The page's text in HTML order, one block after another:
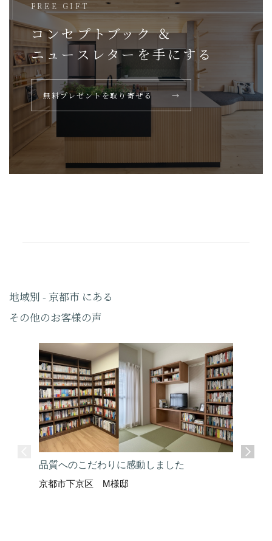
FREE GIFT
コンセプトブック ＆
ニュースレターを手にする
無料プレゼントを取り寄せる →
地域別 - 京都市 にある
その他のお客様の声
品質へのこだわりに感動しました
京都市下京区 M様邸